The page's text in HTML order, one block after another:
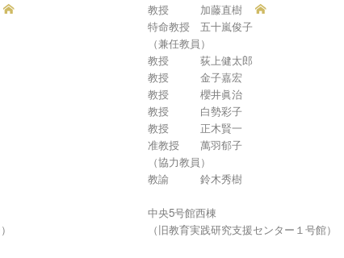
教授 加藤直樹
特命教授 五十嵐俊子
（兼任教員）
教授 荻上健太郎
教授 金子嘉宏
教授 櫻井眞治
教授 白勢彩子
教授 正木賢一
准教授 萬羽郁子
（協力教員）
教諭 鈴木秀樹
中央5号館西棟
（旧教育実践研究支援センター１号館）